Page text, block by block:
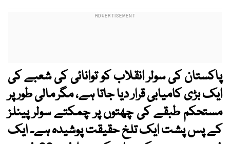
پاکستان کی سولر انقلاب کو توانائی کی شعبے کی
ایک بڑی کامیابی قرار دیا جاتا ہے، مگر مالی طور پر
مستحکم طبقے کی چھتوں پر چمکتے سولر پینلز
کے پس پشت ایک تلخ حقیقت پوشیدہ ہے۔ ایک